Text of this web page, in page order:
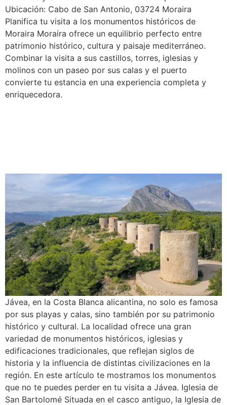
Ubicación: Cabo de San Antonio, 03724 Moraira
Planifica tu visita a los monumentos históricos de
Moraira Moraira ofrece un equilibrio perfecto entre
patrimonio histórico, cultura y paisaje mediterráneo.
Combinar la visita a sus castillos, torres, iglesias y
molinos con un paseo por sus calas y el puerto
convierte tu estancia en una experiencia completa y
enriquecedora.
Jávea, en la Costa Blanca alicantina, no solo es famosa
por sus playas y calas, sino también por su patrimonio
histórico y cultural. La localidad ofrece una gran
variedad de monumentos históricos, iglesias y
edificaciones tradicionales, que reflejan siglos de
historia y la influencia de distintas civilizaciones en la
región. En este artículo te mostramos los monumentos
que no te puedes perder en tu visita a Jávea. Iglesia de
San Bartolomé Situada en el casco antiguo, la Iglesia de